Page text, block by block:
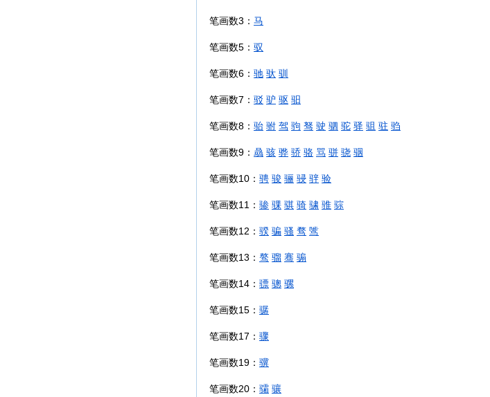
笔画数3： 马
笔画数5： 驭
笔画数6： 驰 驮 驯
笔画数7： 驳 驴 驱 驲
笔画数8： 骀 驸 驾 驹 驽 驶 驷 驼 驿 驵 驻 驺
笔画数9： 骉 骇 骅 骄 骆 骂 骈 骁 骃
笔画数10： 骋 骏 骊 骎 骍 验
笔画数11： 骖 骒 骐 骑 骕 骓 骔
笔画数12： 骙 骗 骚 骛 骘
笔画数13： 骜 骝 骞 骟
笔画数14： 骠 骢 骡
笔画数15： 骣
笔画数17： 骤
笔画数19： 骥
笔画数20： 骦 骧